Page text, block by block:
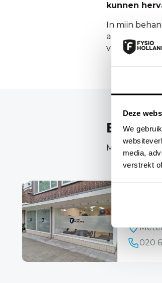
Deze
We
media,
verstrekt
kunnen
In mijn
aanpakken,
voor mij
Maak een
020